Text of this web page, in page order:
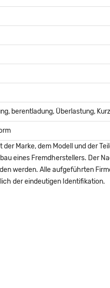
berentladung, Überlastung,
Marke, dem Modell und der
eines Fremdherstellers. Der
werden. Alle aufgeführten
der eindeutigen Identifikation.